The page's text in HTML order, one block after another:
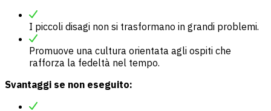
I piccoli disagi non si trasformano in grandi problemi.
Promuove una cultura orientata agli ospiti che
rafforza la fedeltà nel tempo.
Svantaggi se non eseguito: